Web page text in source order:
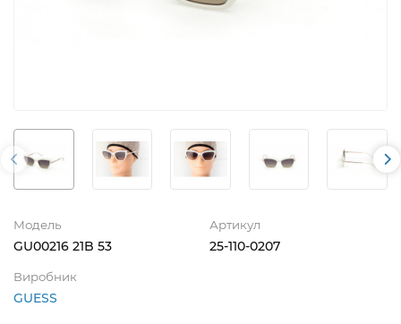
Модель
GU00216 21B 53
Артикул
25-110-0207
Виробник
GUESS